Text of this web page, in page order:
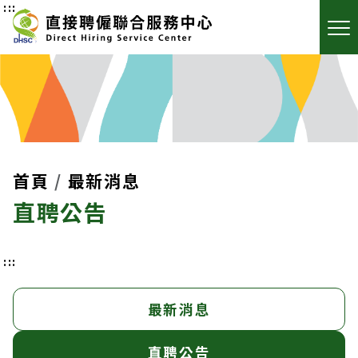
:::
首頁 最新消息
直聘公告
:::
最新消息
直聘公告